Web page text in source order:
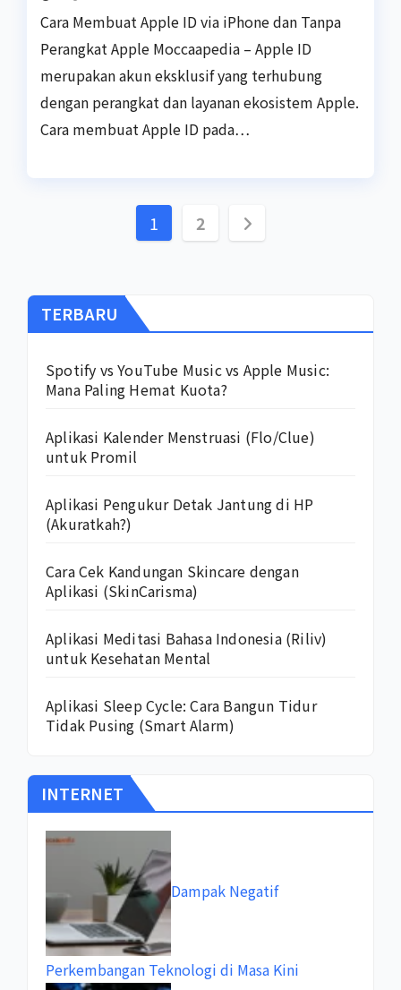
Cara Membuat Apple ID via iPhone dan Tanpa
Perangkat Apple Moccaapedia – Apple ID
merupakan akun eksklusif yang terhubung
dengan perangkat dan layanan ekosistem Apple.
Cara membuat Apple ID pada…
Paginasi
1 2
TERBARU
Spotify vs YouTube Music vs Apple Music:
Mana Paling Hemat Kuota?
Aplikasi Kalender Menstruasi (Flo/Clue)
untuk Promil
Aplikasi Pengukur Detak Jantung di HP
(Akuratkah?)
Cara Cek Kandungan Skincare dengan
Aplikasi (SkinCarisma)
Aplikasi Meditasi Bahasa Indonesia (Riliv)
untuk Kesehatan Mental
Aplikasi Sleep Cycle: Cara Bangun Tidur
Tidak Pusing (Smart Alarm)
INTERNET
Dampak Negatif
Perkembangan Teknologi di Masa Kini